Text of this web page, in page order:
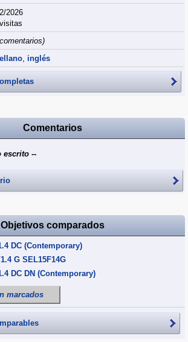
2026
, inglés
Comentarios
escrito --
Objetivos comparados
DC (Contemporary)
G SEL15F14G
DC DN (Contemporary)
marcados